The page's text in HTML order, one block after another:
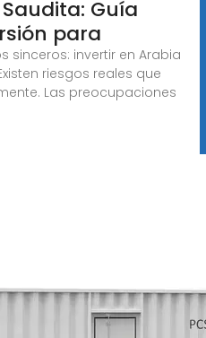
Guía
para
sinceros: invertir en Arabia
riesgos reales que
Las preocupaciones